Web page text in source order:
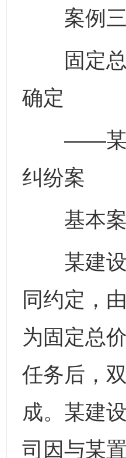
案例三
固定总
确定
——某建
纠纷案
基本案
某建设
同约定，
为固定总
任务后，
成。某建
司因与某